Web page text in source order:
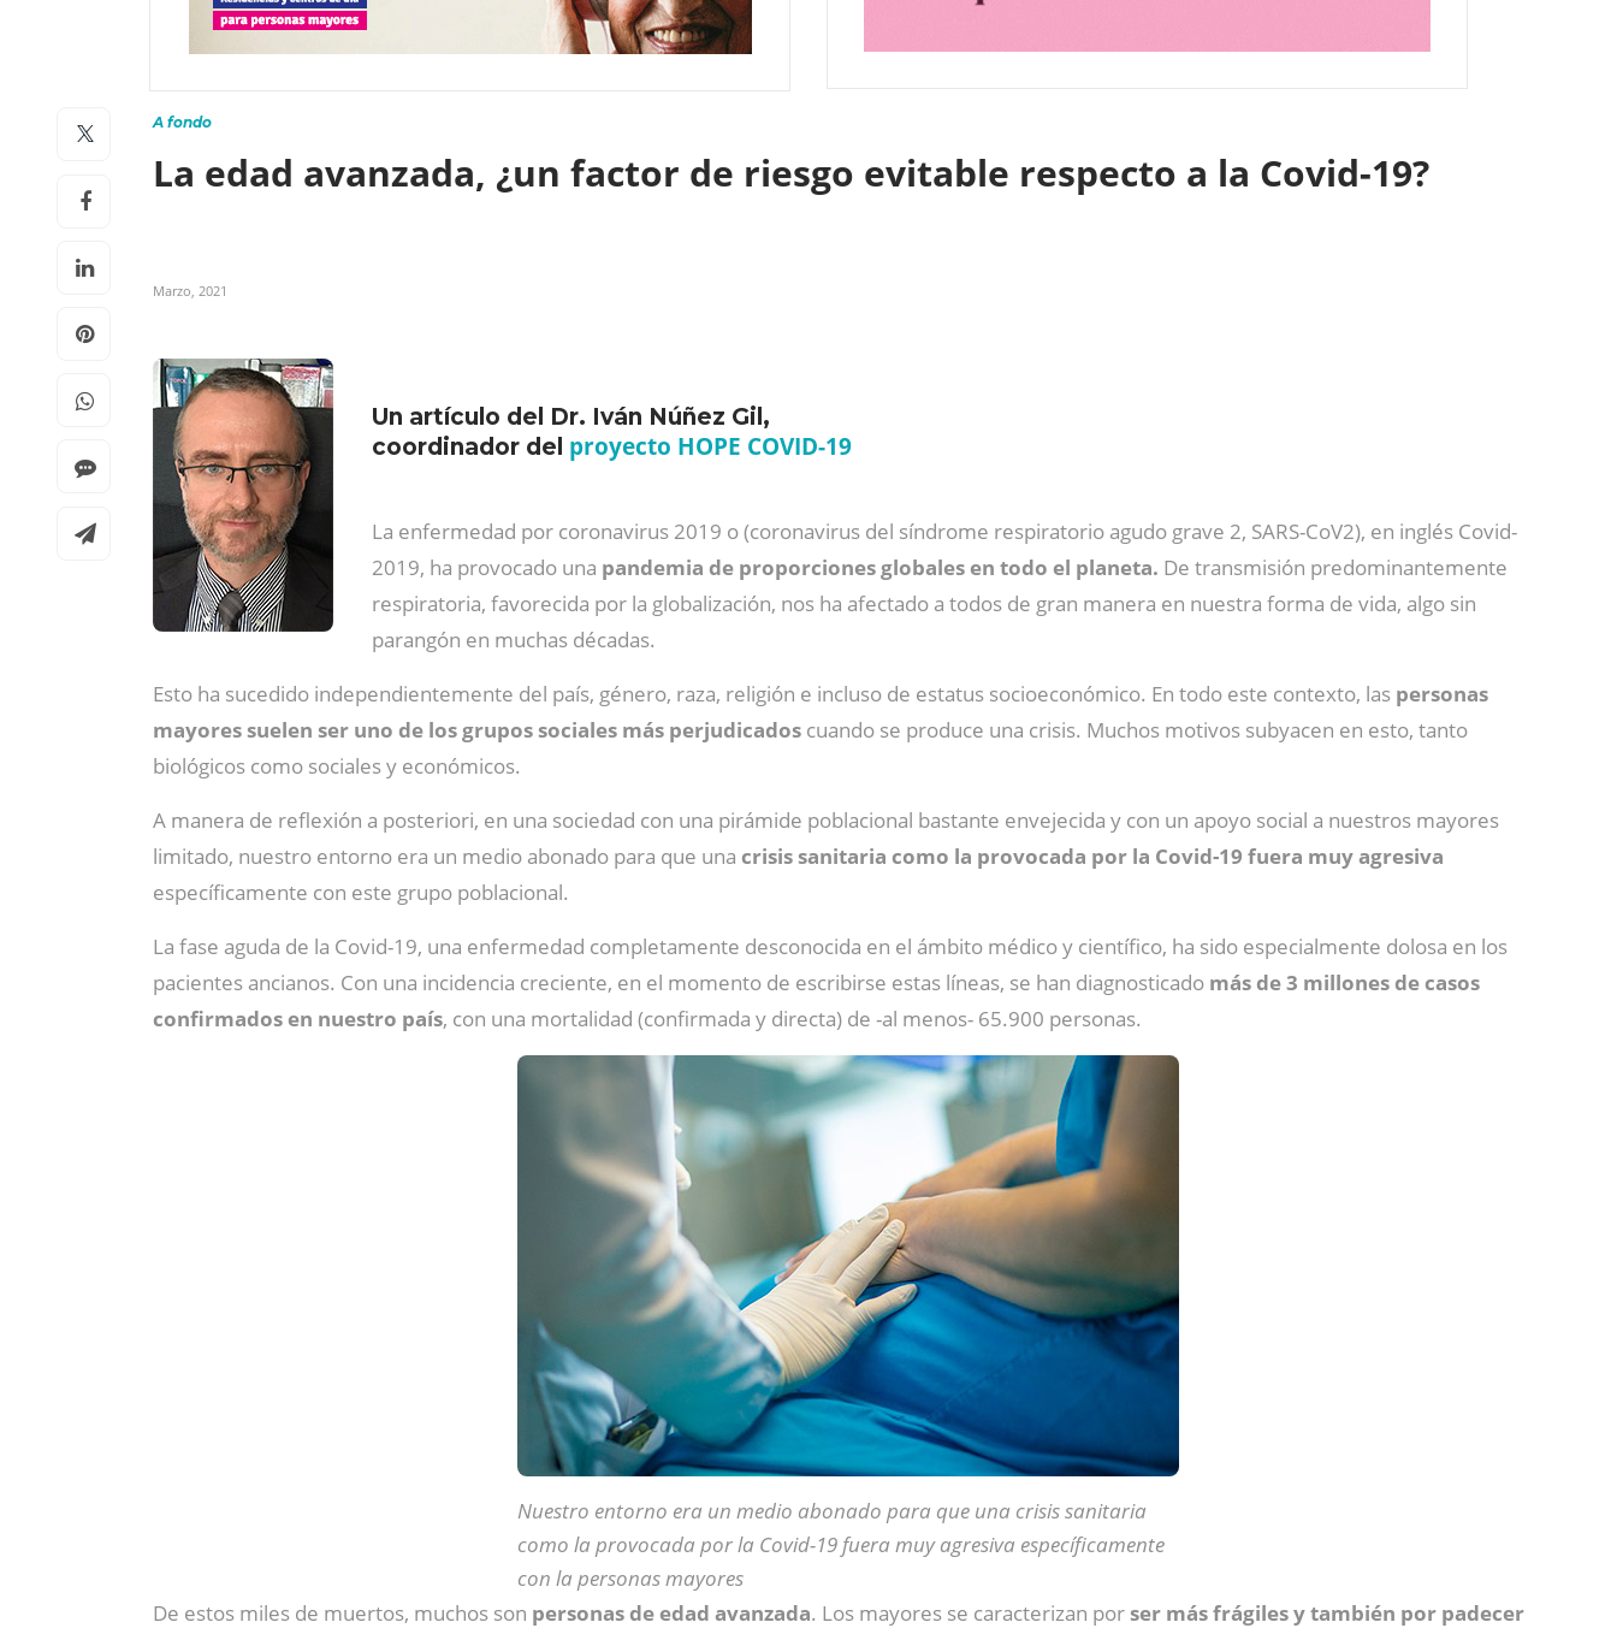
A fondo
La edad avanzada, ¿un factor de riesgo evitable respecto a la Covid-19?
Marzo, 2021
Un artículo del Dr. Iván Núñez Gil,
coordinador del proyecto HOPE COVID-19
La enfermedad por coronavirus 2019 o (coronavirus del síndrome respiratorio agudo grave 2, SARS-CoV2), en inglés Covid-
2019, ha provocado una pandemia de proporciones globales en todo el planeta. De transmisión predominantemente
respiratoria, favorecida por la globalización, nos ha afectado a todos de gran manera en nuestra forma de vida, algo sin
parangón en muchas décadas.
Esto ha sucedido independientemente del país, género, raza, religión e incluso de estatus socioeconómico. En todo este contexto, las personas
mayores suelen ser uno de los grupos sociales más perjudicados cuando se produce una crisis. Muchos motivos subyacen en esto, tanto
biológicos como sociales y económicos.
A manera de reflexión a posteriori, en una sociedad con una pirámide poblacional bastante envejecida y con un apoyo social a nuestros mayores
limitado, nuestro entorno era un medio abonado para que una crisis sanitaria como la provocada por la Covid-19 fuera muy agresiva
específicamente con este grupo poblacional.
La fase aguda de la Covid-19, una enfermedad completamente desconocida en el ámbito médico y científico, ha sido especialmente dolosa en los
pacientes ancianos. Con una incidencia creciente, en el momento de escribirse estas líneas, se han diagnosticado más de 3 millones de casos
confirmados en nuestro país, con una mortalidad (confirmada y directa) de -al menos- 65.900 personas.
Nuestro entorno era un medio abonado para que una crisis sanitaria
como la provocada por la Covid-19 fuera muy agresiva específicamente
con la personas mayores
De estos miles de muertos, muchos son personas de edad avanzada. Los mayores se caracterizan porser más frágiles y también por padecer